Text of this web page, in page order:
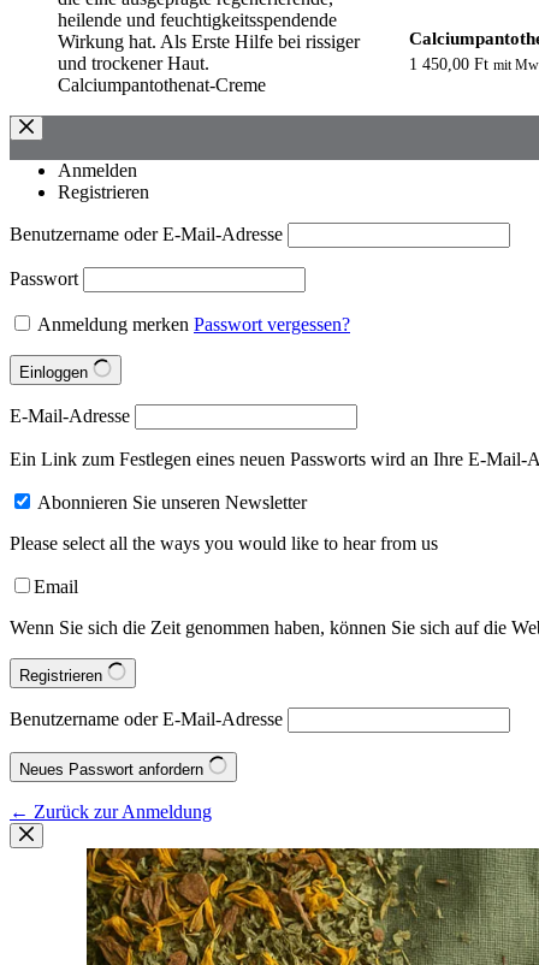
1 450,00 Ft mit
Anmelden
Registrieren
Benutzername oder E-Mail-Adresse
Passwort
Anmeldung merken Passwort vergessen?
Einloggen
E-Mail-Adresse
Ein Link zum Festlegen eines neuen Passworts wird an Ihre E-Mail-
Abonnieren Sie unseren Newsletter
Please select all the ways you would like to hear from us
Email
Wenn Sie sich die Zeit genommen haben, können Sie sich auf die
Registrieren
Benutzername oder E-Mail-Adresse
Neues Passwort anfordern
← Zurück zur Anmeldung